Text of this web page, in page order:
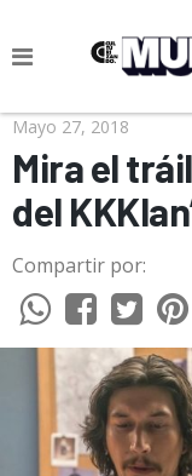
NOTICIAS
CULTURA POP
CIENCIA Y
VIDA
SOCIEDAD
Mayo 27, 2018
Mira el
del
Compartir por: